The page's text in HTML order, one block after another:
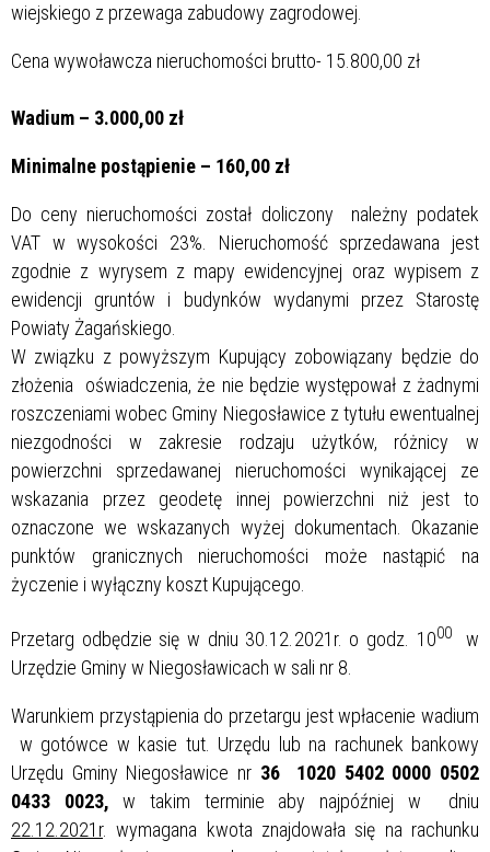
wiejskiego z przewaga zabudowy zagrodowej.
Cena wywoławcza nieruchomości brutto- 15.800,00 zł
Wadium – 3.000,00 zł
Minimalne postąpienie – 160,00 zł
Do ceny nieruchomości został doliczony należny podatek
VAT w wysokości 23%. Nieruchomość sprzedawana jest
zgodnie z wyrysem z mapy ewidencyjnej oraz wypisem z
ewidencji gruntów i budynków wydanymi przez Starostę
Powiaty Żagańskiego.
W związku z powyższym Kupujący zobowiązany będzie do
złożenia oświadczenia, że nie będzie występował z żadnymi
roszczeniami wobec Gminy Niegosławice z tytułu ewentualnej
niezgodności w zakresie rodzaju użytków, różnicy w
powierzchni sprzedawanej nieruchomości wynikającej ze
wskazania przez geodetę innej powierzchni niż jest to
oznaczone we wskazanych wyżej dokumentach. Okazanie
punktów granicznych nieruchomości może nastąpić na
życzenie i wyłączny koszt Kupującego.
Przetarg odbędzie się w dniu 30.12.2021r. o godz. 1000w
Urzędzie Gminy w Niegosławicach w sali nr 8.
Warunkiem przystąpienia do przetargu jest wpłacenie wadium
w gotówce w kasie tut. Urzędu lub na rachunek bankowy
Urzędu Gminy Niegosławice nr 36 1020 5402 0000 0502
0433 0023,w takim terminie aby najpóźniej w dniu
22.12.2021r. wymagana kwota znajdowała się na rachunku